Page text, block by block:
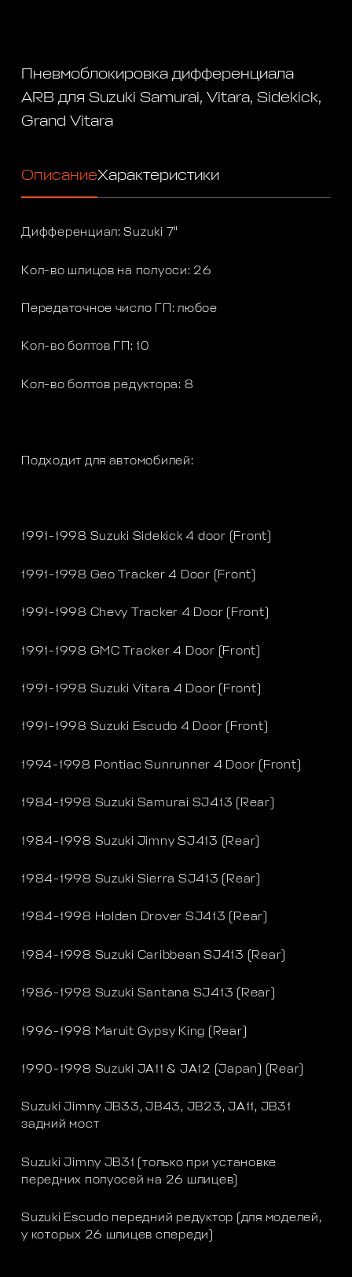
Пневмоблокировка дифференциала
ARB для Suzuki Samurai, Vitara, Sidekick,
Grand Vitara
ОписаниеХарактеристики
Дифференциал: Suzuki 7"
Кол-во шлицов на полуоси: 26
Передаточное число ГП: любое
Кол-во болтов ГП: 10
Кол-во болтов редуктора: 8
Подходит для автомобилей:
1991-1998 Suzuki Sidekick 4 door (Front)
1991-1998 Geo Tracker 4 Door (Front)
1991-1998 Chevy Tracker 4 Door (Front)
1991-1998 GMC Tracker 4 Door (Front)
1991-1998 Suzuki Vitara 4 Door (Front)
1991-1998 Suzuki Escudo 4 Door (Front)
1994-1998 Pontiac Sunrunner 4 Door (Front)
1984-1998 Suzuki Samurai SJ413 (Rear)
1984-1998 Suzuki Jimny SJ413 (Rear)
1984-1998 Suzuki Sierra SJ413 (Rear)
1984-1998 Holden Drover SJ413 (Rear)
1984-1998 Suzuki Caribbean SJ413 (Rear)
1986-1998 Suzuki Santana SJ413 (Rear)
1996-1998 Maruit Gypsy King (Rear)
1990-1998 Suzuki JA11 & JA12 (Japan) (Rear)
Suzuki Jimny JB33, JB43, JB23, JA11, JB31
задний мост
Suzuki Jimny JB31 (только при установке
передних полуосей на 26 шлицев)
Suzuki Escudo передний редуктор (для моделей,
у которых 26 шлицев спереди)